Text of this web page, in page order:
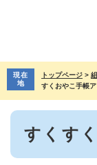
先
で
を
ば
現在
地
トップページ >
すくおやこ手帳ア
本
すくす